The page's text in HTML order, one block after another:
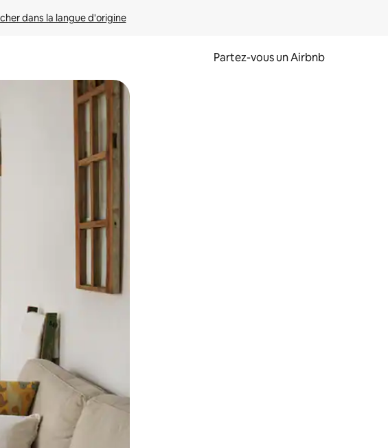
dans la langue d'origine
Partez-vous un Airbnb
dessus et en les faisant glisser.